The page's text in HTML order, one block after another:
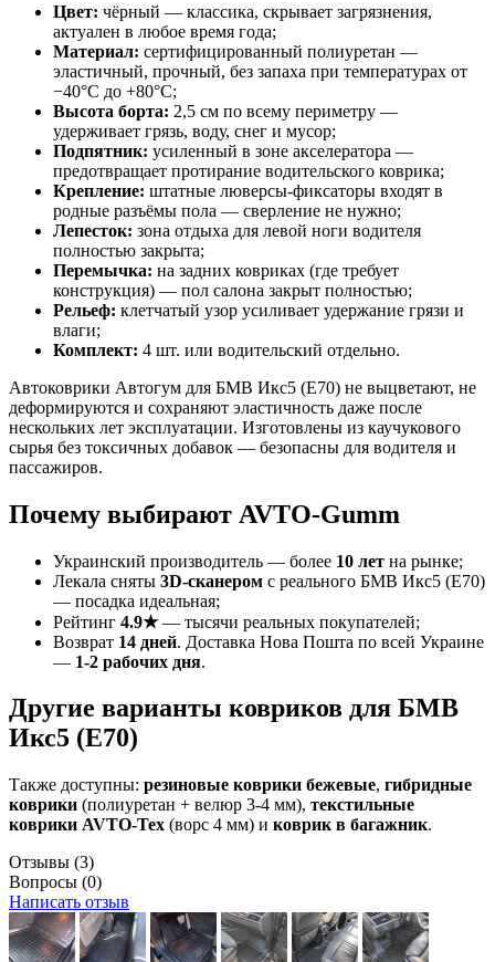
Цвет: чёрный — классика, скрывает загрязнения,
актуален в любое время года;
Материал: сертифицированный полиуретан —
эластичный, прочный, без запаха при температурах от
−40°C до +80°C;
Высота борта: 2,5 см по всему периметру —
удерживает грязь, воду, снег и мусор;
Подпятник: усиленный в зоне акселератора —
предотвращает протирание водительского коврика;
Крепление: штатные люверсы-фиксаторы входят в
родные разъёмы пола — сверление не нужно;
Лепесток: зона отдыха для левой ноги водителя
полностью закрыта;
Перемычка: на задних ковриках (где требует
конструкция) — пол салона закрыт полностью;
Рельеф: клетчатый узор усиливает удержание грязи и
влаги;
Комплект: 4 шт. или водительский отдельно.
Автоковрики Автогум для БМВ Икс5 (Е70) не выцветают, не
деформируются и сохраняют эластичность даже после
нескольких лет эксплуатации. Изготовлены из каучукового
сырья без токсичных добавок — безопасны для водителя и
пассажиров.
Почему выбирают AVTO-Gumm
Украинский производитель — более 10 лет на рынке;
Лекала сняты 3D-сканером с реального БМВ Икс5 (Е70)
— посадка идеальная;
Рейтинг 4.9★— тысячи реальных покупателей;
Возврат 14 дней. Доставка Нова Пошта по всей Украине
— 1-2 рабочих дня.
Другие варианты ковриков для БМВ
Икс5 (Е70)
Также доступны: резиновые коврики бежевые, гибридные
коврики (полиуретан + велюр 3-4 мм), текстильные
коврики AVTO-Tex (ворс 4 мм) и коврик в багажник.
Отзывы (3)
Вопросы (0)
Написать отзыв